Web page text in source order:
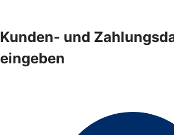
Kunden- und
eingeben